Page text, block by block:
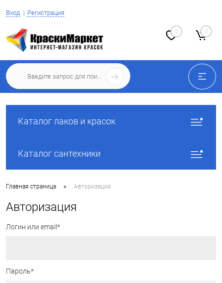
Вход Регистрация
0 0
Каталог лаков и красок
Каталог сантехники
Главная страница • Авторизация
Авторизация
Логин или email*
Пароль*